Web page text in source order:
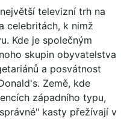
televizní trh na
celebritách, k nimž
Kde je společným
skupin obyvatelstva
a posvátnost
Země, kde
západního typu,
kasty přežívají v